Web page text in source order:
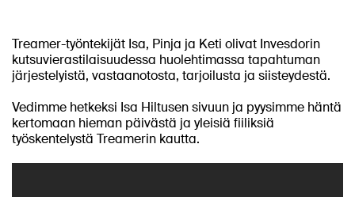
Treamer-työntekijät Isa, Pinja ja Keti olivat Invesdorin
kutsuvierastilaisuudessa huolehtimassa tapahtuman
järjestelyistä, vastaanotosta, tarjoilusta ja siisteydestä.
Vedimme hetkeksi Isa Hiltusen sivuun ja pyysimme häntä
kertomaan hieman päivästä ja yleisiä fiiliksiä
työskentelystä Treamerin kautta.